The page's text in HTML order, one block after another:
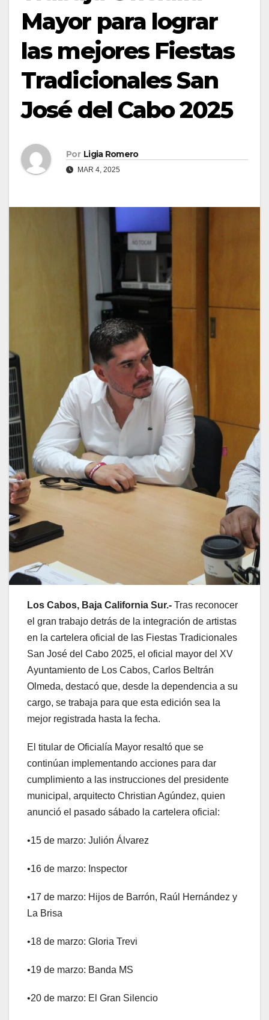
Mayor para lograr
las mejores Fiestas
Tradicionales San
José del Cabo 2025
Por Ligia Romero
MAR 4, 2025
Los Cabos, Baja California Sur.- Tras reconocer
el gran trabajo detrás de la integración de artistas
en la cartelera oficial de las Fiestas Tradicionales
San José del Cabo 2025, el oficial mayor del XV
Ayuntamiento de Los Cabos, Carlos Beltrán
Olmeda, destacó que, desde la dependencia a su
cargo, se trabaja para que esta edición sea la
mejor registrada hasta la fecha.
El titular de Oficialía Mayor resaltó que se
continúan implementando acciones para dar
cumplimiento a las instrucciones del presidente
municipal, arquitecto Christian Agúndez, quien
anunció el pasado sábado la cartelera oficial:
​•​15 de marzo: Julión Álvarez
​•​16 de marzo: Inspector
​•​17 de marzo: Hijos de Barrón, Raúl Hernández y
La Brisa
​•​18 de marzo: Gloria Trevi
​•​19 de marzo: Banda MS
​•​20 de marzo: El Gran Silencio